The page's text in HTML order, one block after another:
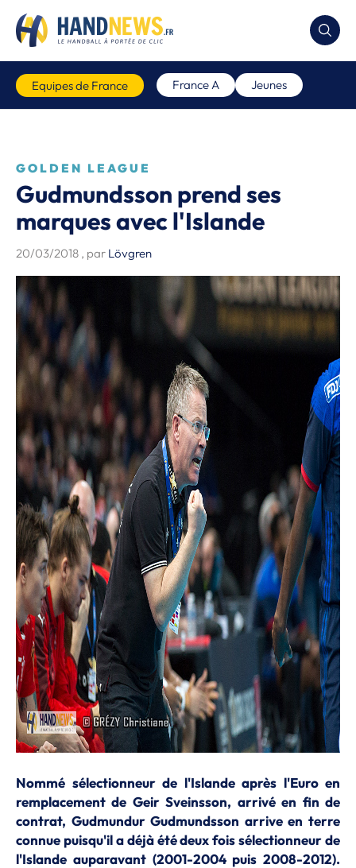
Equipes de France France A Jeunes
GOLDEN LEAGUE
Gudmundsson prend ses
marques avec l'Islande
20/03/2018 , par Lövgren
Nommé sélectionneur de l'Islande après l'Euro en
remplacement de Geir Sveinsson, arrivé en fin de
contrat, Gudmundur Gudmundsson arrive en terre
connue puisqu'il a déjà été deux fois sélectionneur de
l'Islande auparavant (2001-2004 puis 2008-2012).